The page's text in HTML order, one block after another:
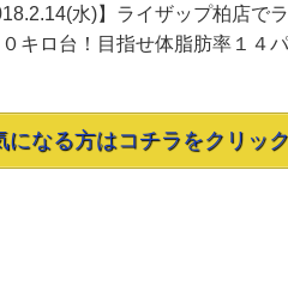
水)】ライザップ柏店で
キロ台！目指せ体脂肪率１４
なる方はコチラをクリック